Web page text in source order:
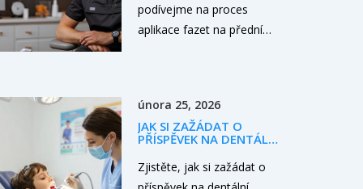
podívejme na proces
aplikace fazet na přední
materiálu aplikované na
zuby pro zlepšení estetiky
Proces zahrnuje několik
února 25, 2026
JAK SI ZAŽÁDAT O
PŘÍSPĚVEK NA DENTÁLNÍ
REPUBLICE 2026
Zjistěte, jak si zažádat o